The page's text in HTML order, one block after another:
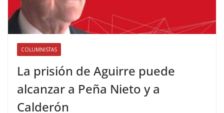
COLUMNISTAS
La prisión de Aguirre puede
alcanzar a Peña Nieto y a
Calderón